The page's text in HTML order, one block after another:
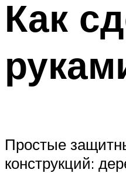
Как
Простые
конструкций: